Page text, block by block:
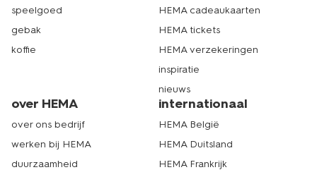
speelgoed
gebak
koffie
HEMA cadeaukaarten
HEMA tickets
HEMA verzekeringen
inspiratie
nieuws
over HEMA
over ons bedrijf
werken bij HEMA
duurzaamheid
internationaal
HEMA België
HEMA Duitsland
HEMA Frankrijk